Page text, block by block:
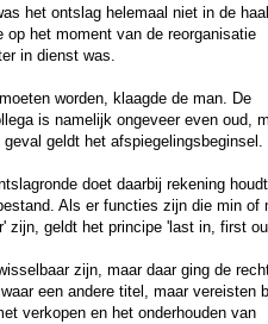
het ontslag helemaal niet in de
het moment van de reorganisatie
in dienst was.
worden, klaagde de man. De
is namelijk ongeveer even oud,
geldt het afspiegelingsbeginsel.
doet daarbij rekening
Als er functies zijn die min of
zijn, geldt het principe 'last in, first
zijn, maar daar ging de
een andere titel, maar vereisten
verkopen en het onderhouden van